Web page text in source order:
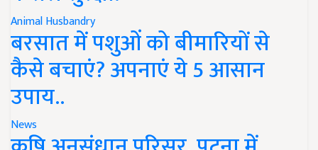
Animal Husbandry
बरसात में पशुओं को बीमारियों से
कैसे बचाएं? अपनाएं ये 5 आसान
उपाय..
News